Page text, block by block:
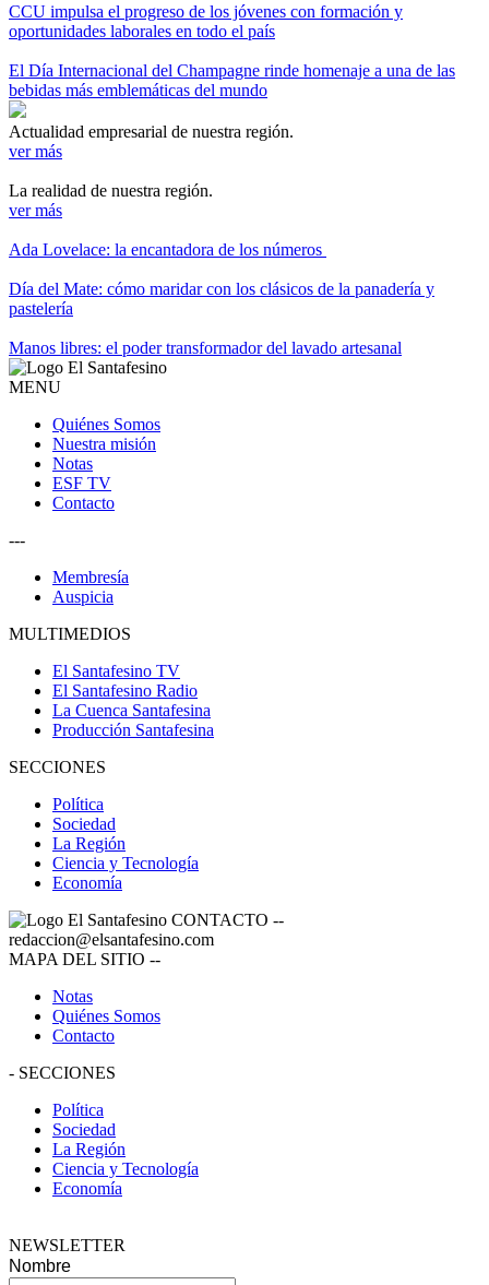
CCU impulsa el progreso de los jóvenes con formación y
oportunidades laborales en todo el país
El Día Internacional del Champagne rinde homenaje a una de las
bebidas más emblemáticas del mundo
Actualidad empresarial de nuestra región.
ver más
La realidad de nuestra región.
ver más
Ada Lovelace: la encantadora de los números
Día del Mate: cómo maridar con los clásicos de la panadería y
pastelería
Manos libres: el poder transformador del lavado artesanal
MENU
Quiénes Somos
Nuestra misión
Notas
ESF TV
Contacto
---
Membresía
Auspicia
MULTIMEDIOS
El Santafesino TV
El Santafesino Radio
La Cuenca Santafesina
Producción Santafesina
SECCIONES
Política
Sociedad
La Región
Ciencia y Tecnología
Economía
CONTACTO --
redaccion@elsantafesino.com
MAPA DEL SITIO --
Notas
Quiénes Somos
Contacto
- SECCIONES
Política
Sociedad
La Región
Ciencia y Tecnología
Economía
NEWSLETTER
Nombre